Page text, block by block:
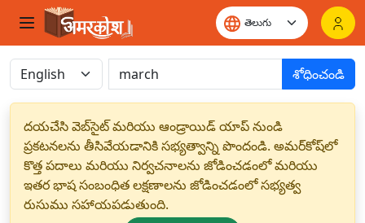
శోధించండి
దయచేసి వెబ్‌సైట్ మరియు ఆండ్రాయిడ్ యాప్ నుండి
ప్రకటనలను తీసివేయడానికి సభ్యత్వాన్ని పొందండి. అమర్‌కోష్‌లో
కొత్త పదాలు మరియు నిర్వచనాలను జోడించడంలో మరియు
ఇతర భాష సంబంధిత లక్షణాలను జోడించడంలో సభ్యత్వ
రుసుము సహాయపడుతుంది.